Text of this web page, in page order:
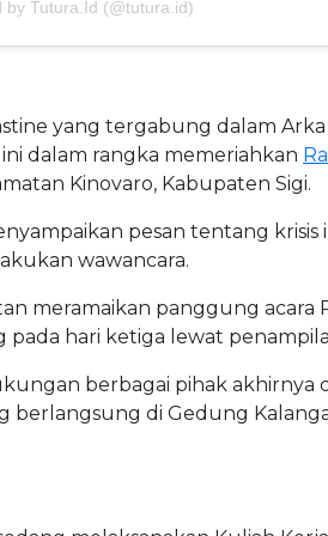
by Tutura.Id (@tutura.id)
yang tergabung dalam
dalam rangka memeriahkan
Kinovaro, Kabupaten Sigi.
pesan tentang krisis
wawancara.
meramaikan panggung acara
pada hari ketiga lewat
berbagai pihak akhirnya
berlangsung di Gedung